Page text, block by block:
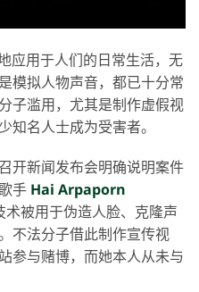
应用于人们的日常生活，无
模拟人物声音，都已十分常
子滥用，尤其是制作虚假视
知名人士成为受害者。
开新闻发布会明确说明案件
手 Hai Arpaporn
术被用于伪造人脸、克隆声
不法分子借此制作宣传视
参与赌博，而她本人从未与